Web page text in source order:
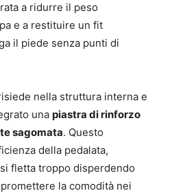
a ridurre il peso
e a restituire un fit
il piede senza punti di
nella struttura interna e
una piastra di rinforzo
sagomata. Questo
della pedalata,
fletta troppo disperdendo
la comodità nei